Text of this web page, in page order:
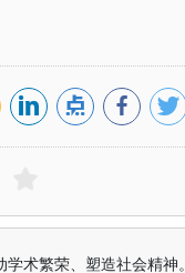
术繁荣、塑造社会精神。